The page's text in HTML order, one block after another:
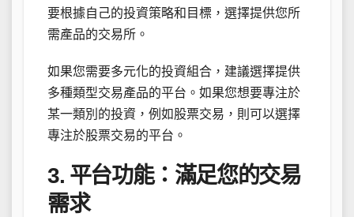
要根據自己的投資策略和目標，選擇提供您所
需產品的交易所。
如果您需要多元化的投資組合，建議選擇提供
多種類型交易產品的平台。如果您想要專注於
某一類別的投資，例如股票交易，則可以選擇
專注於股票交易的平台。
3. 平台功能：滿足您的交易
需求